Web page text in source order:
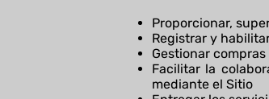
Proporcionar,
Registrar y
Gestionar
Facilitar la
mediante el Sitio